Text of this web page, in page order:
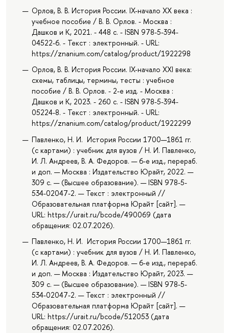
Орлов, В. В. История России. IX-начало XX века :
учебное пособие / В. В. Орлов. - Москва :
Дашков и К, 2021. - 448 с. - ISBN 978-5-394-
04522-6. - Текст : электронный. - URL:
https://znanium.com/catalog/product/1922298
Орлов, В. В. История России. IX-начало XXI века:
схемы, таблицы, термины, тесты : учебное
пособие / В. В. Орлов. - 2-е изд. - Москва :
Дашков и К, 2023. - 260 с. - ISBN 978-5-394-
05224-8. - Текст : электронный. - URL:
https://znanium.com/catalog/product/1922299
Павленко, Н. И. История России 1700—1861 гг.
(с картами) : учебник для вузов / Н. И. Павленко,
И. Л. Андреев, В. А. Федоров. — 6-е изд., перераб.
и доп. — Москва : Издательство Юрайт, 2022. —
309 с. — (Высшее образование). — ISBN 978-5-
534-02047-2. — Текст : электронный //
Образовательная платформа Юрайт [сайт]. —
URL: https://urait.ru/bcode/490069 (дата
обращения: 02.07.2026).
Павленко, Н. И. История России 1700—1861 гг.
(с картами) : учебник для вузов / Н. И. Павленко,
И. Л. Андреев, В. А. Федоров. — 6-е изд., перераб.
и доп. — Москва : Издательство Юрайт, 2023. —
309 с. — (Высшее образование). — ISBN 978-5-
534-02047-2. — Текст : электронный //
Образовательная платформа Юрайт [сайт]. —
URL: https://urait.ru/bcode/512053 (дата
обращения: 02.07.2026).